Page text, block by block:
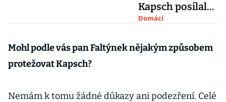
Kapsch posílal
peníze na jeho
Domácí
Mohl podle vás pan Faltýnek nějakým způsobem
protežovat Kapsch?
Nemám k tomu žádné důkazy ani podezření. Celé